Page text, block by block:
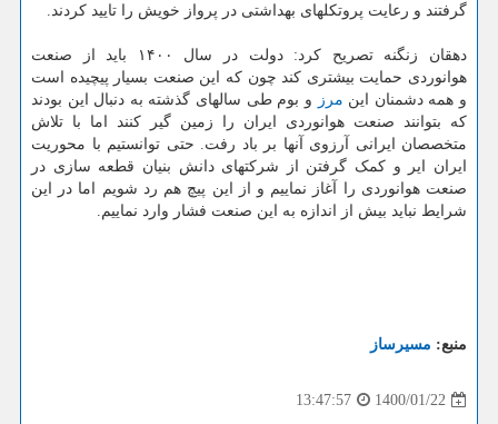
گرفتند و رعایت پروتکلهای بهداشتی در پرواز خویش را تایید کردند.
دهقان زنگنه تصریح کرد: دولت در سال ۱۴۰۰ باید از صنعت
هوانوردی حمایت بیشتری کند چون که این صنعت بسیار پیچیده است
و همه دشمنان این مرز
و بوم طی سالهای گذشته به دنبال این بودند
که بتوانند صنعت هوانوردی ایران را زمین گیر کنند اما با تلاش
متخصصان ایرانی آرزوی آنها بر باد رفت. حتی توانستیم با محوریت
ایران ایر و کمک گرفتن از شرکتهای دانش بنیان قطعه سازی در
صنعت هوانوردی را آغاز نماییم و از این پیچ هم رد شویم اما در این
شرایط نباید بیش از اندازه به این صنعت فشار وارد نماییم.
منبع: مسیرساز
1400/01/22
13:47:57